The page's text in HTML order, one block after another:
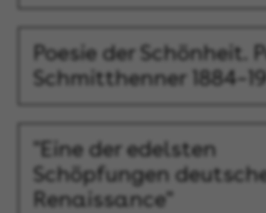
Poesie der Schönheit.
Schmitthenner
"Eine der edelsten
Schöpfungen
Renaissance"